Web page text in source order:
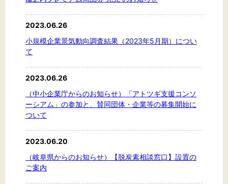
2023.06.26
小規模企業景気動向調査結果（2023年5月期）につい
て
2023.06.26
（中小企業庁からのお知らせ）「アトツギ支援コンソ
ーシアム」の参加と、賛同団体・企業等の募集開始に
ついて
2023.06.20
（岐阜県からのお知らせ）【脱炭素相談窓口】設置の
ご案内